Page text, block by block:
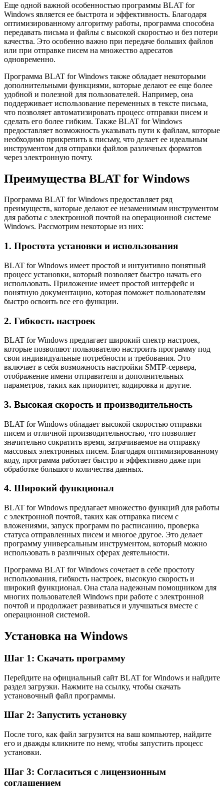
Еще одной важной особенностью программы BLAT for
Windows является ее быстрота и эффективность. Благодаря
оптимизированному алгоритму работы, программа способна
передавать письма и файлы с высокой скоростью и без потери
качества. Это особенно важно при передаче больших файлов
или при отправке писем на множество адресатов
одновременно.
Программа BLAT for Windows также обладает некоторыми
дополнительными функциями, которые делают ее еще более
удобной и полезной для пользователей. Например, она
поддерживает использование переменных в тексте письма,
что позволяет автоматизировать процесс отправки писем и
сделать его более гибким. Также BLAT for Windows
предоставляет возможность указывать пути к файлам, которые
необходимо прикрепить к письму, что делает ее идеальным
инструментом для отправки файлов различных форматов
через электронную почту.
Преимущества BLAT for Windows
Программа BLAT for Windows предоставляет ряд
преимуществ, которые делают ее незаменимым инструментом
для работы с электронной почтой на операционной системе
Windows. Рассмотрим некоторые из них:
1. Простота установки и использования
BLAT for Windows имеет простой и интуитивно понятный
процесс установки, который позволяет быстро начать его
использовать. Приложение имеет простой интерфейс и
понятную документацию, которая поможет пользователям
быстро освоить все его функции.
2. Гибкость настроек
BLAT for Windows предлагает широкий спектр настроек,
которые позволяют пользователю настроить программу под
свои индивидуальные потребности и требования. Это
включает в себя возможность настройки SMTP-сервера,
отображение имени отправителя и дополнительных
параметров, таких как приоритет, кодировка и другие.
3. Высокая скорость и производительность
BLAT for Windows обладает высокой скоростью отправки
писем и отличной производительностью, что позволяет
значительно сократить время, затрачиваемое на отправку
массовых электронных писем. Благодаря оптимизированному
коду, программа работает быстро и эффективно даже при
обработке большого количества данных.
4. Широкий функционал
BLAT for Windows предлагает множество функций для работы
с электронной почтой, таких как отправка писем с
вложениями, запуск программ по расписанию, проверка
статуса отправленных писем и многое другое. Это делает
программу универсальным инструментом, который можно
использовать в различных сферах деятельности.
Программа BLAT for Windows сочетает в себе простоту
использования, гибкость настроек, высокую скорость и
широкий функционал. Она стала надежным помощником для
многих пользователей Windows при работе с электронной
почтой и продолжает развиваться и улучшаться вместе с
операционной системой.
Установка на Windows
Шаг 1: Скачать программу
Перейдите на официальный сайт BLAT for Windows и найдите
раздел загрузки. Нажмите на ссылку, чтобы скачать
установочный файл программы.
Шаг 2: Запустить установку
После того, как файл загрузится на ваш компьютер, найдите
его и дважды кликните по нему, чтобы запустить процесс
установки.
Шаг 3: Согласиться с лицензионным
соглашением